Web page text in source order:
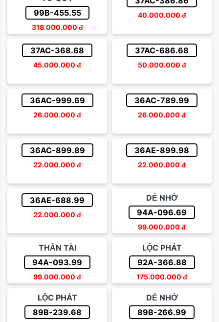
99B-455.55
318.000.000 đ
40.000.000 đ
37AC-368.68
45.000.000 đ
37AC-686.68
50.000.000 đ
36AC-999.69
26.000.000 đ
36AC-789.99
26.000.000 đ
36AC-899.89
22.000.000 đ
36AE-899.98
22.000.000 đ
36AE-688.99
22.000.000 đ
DỄ NHỚ
94A-096.69
99.000.000 đ
THẦN TÀI
94A-093.99
99.000.000 đ
LỘC PHÁT
92A-366.88
175.000.000 đ
LỘC PHÁT
89B-239.68
DỄ NHỚ
89B-266.99